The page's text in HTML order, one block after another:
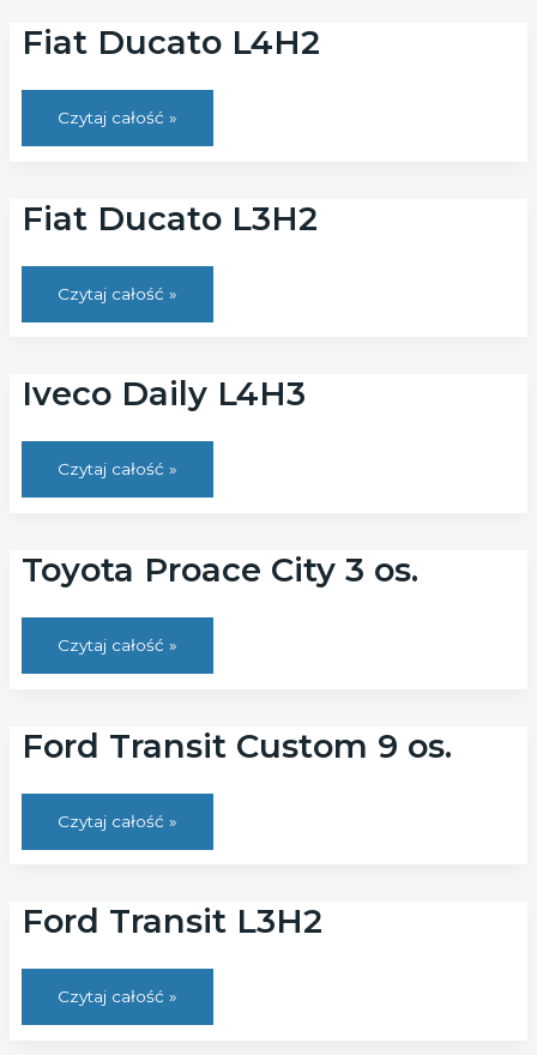
Fiat Ducato L4H2
Fiat
Ducato
L4H2
Czytaj całość »
Fiat Ducato L3H2
Fiat
Ducato
L3H2
Czytaj całość »
Iveco Daily L4H3
Iveco
Daily
L4H3
Czytaj całość »
Toyota Proace City 3 os.
Toyota
Proace
City
Czytaj całość »
Ford Transit Custom 9 os.
Ford
Transit
Custom
Czytaj całość »
Ford Transit L3H2
Ford
Transit
L3H2
Czytaj całość »